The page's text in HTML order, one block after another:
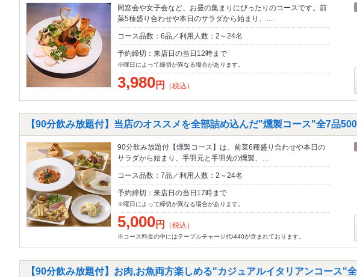
同窓会や女子会など、お昼の集まりにぴったりのコースです。前
菜5種盛り合わせや本日のサラダから始まり、…
コース品数：6品／利用人数：2～24名
予約締切：来店日の当日12時まで
※曜日によって締切が異なる場合があります。
3,980円 （税込）
【90分飲み放題付】当店のオススメを全部詰め込んだ"燻製コース"全7品
90分飲み放題付【燻製コース】は、前菜6種盛り合わせや本日の
サラダから始まり、手羽元と手羽先の燻製、…
コース品数：7品／利用人数：2～24名
予約締切：来店日の当日17時まで
※曜日によって締切が異なる場合があります。
5,000円 （税込）
※コース料金の中にはテーブルチャージ代\440が含まれております。
【90分飲み放題付】お肉,お魚両方楽しめる"カジュアルイタリアンコース"